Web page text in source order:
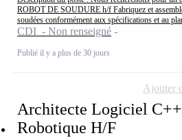
ROBOT DE SOUDURE h/f Fabriquez et
soudées conformément aux spécifications et au
CDI - Non renseigné
Publié il y a plus de 30 jours
Architecte Logiciel C++
Robotique H/F
Ajouter